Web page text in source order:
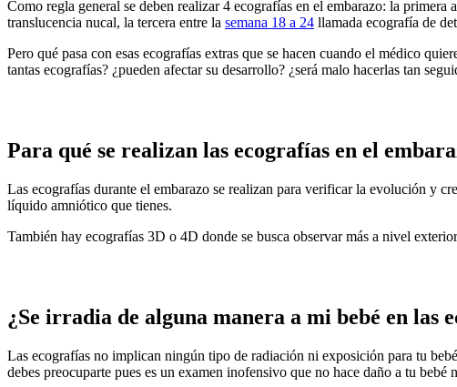
Como regla general se deben realizar 4 ecografías en el embarazo: la
translucencia nucal, la tercera entre la semana 18 a 24 llamada ecografía de
Pero qué pasa con esas ecografías extras que se hacen cuando el médico
tantas ecografías? ¿pueden afectar su desarrollo? ¿será malo hacerlas tan
Para qué se realizan las ecografías en el
Las ecografías durante el embarazo se realizan para verificar la evolución y
líquido amniótico que tienes.
También hay ecografías 3D o 4D donde se busca observar más a nivel
¿Se irradia de alguna manera a mi bebé en las
Las ecografías no implican ningún tipo de radiación ni exposición para tu
debes preocuparte pues es un examen inofensivo que no hace daño a tu bebé